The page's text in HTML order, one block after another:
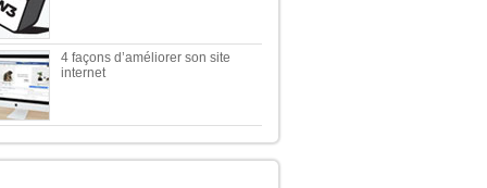
4 façons d’améliorer son site
internet